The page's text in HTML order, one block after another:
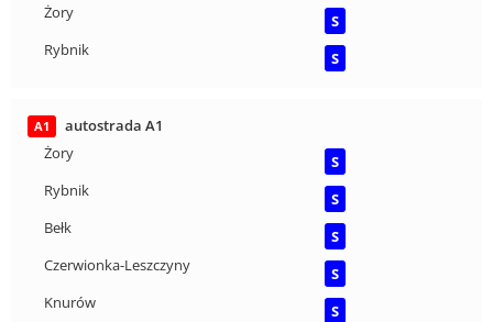
Żory
S
Rybnik
S
A1
autostrada A1
Żory
S
Rybnik
S
Bełk
S
Czerwionka-Leszczyny
S
Knurów
S